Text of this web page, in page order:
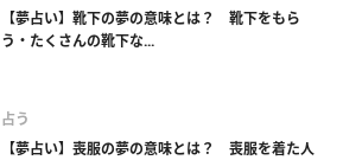
【夢占い】靴下の夢の意味とは？ 靴下をもら
う・たくさんの靴下な...
占う
【夢占い】喪服の夢の意味とは？ 喪服を着た人